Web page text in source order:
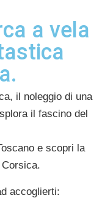
a vela
il noleggio di una
il fascino del
e scopri la
accoglierti: